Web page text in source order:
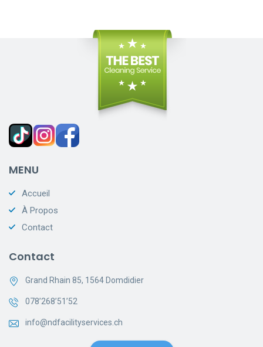
MENU
Accueil
À Propos
Contact
Contact
Grand Rhain 85, 1564 Domdidier
078’268’51’52
info@ndfacilityservices.ch